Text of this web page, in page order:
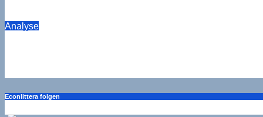
Analyse
Econlittera folgen